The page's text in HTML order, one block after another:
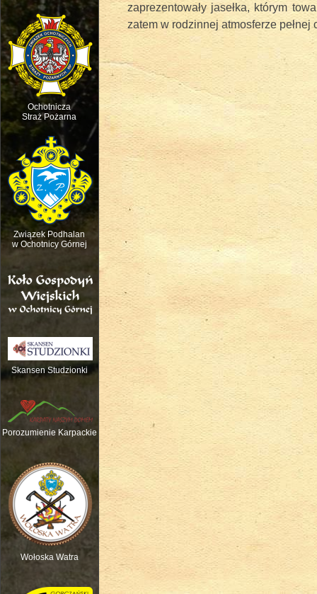
Ochotnicza
Straż Pożarna
Związek Podhalan
w Ochotnicy Górnej
Skansen Studzionki
Porozumienie Karpackie
Wołoska Watra
Msza św. w intencji ruchu
Święto dziecięcej Radości - Dzień
Nauka gry na tradycyjnych
zaprezentowały jasełka, którym
zatem w rodzinnej atmosferze pełnej